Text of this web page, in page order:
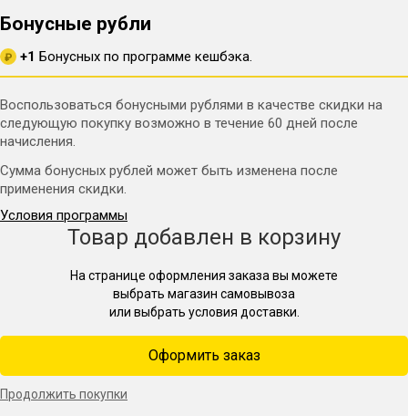
Бонусные рубли
₽ +1 Бонусных по программе кешбэка.
Воспользоваться бонусными рублями в качестве скидки на
следующую покупку возможно в течение 60 дней после
начисления.
Сумма бонусных рублей может быть изменена после
применения скидки.
Условия программы
Товар добавлен в корзину
На странице оформления заказа вы можете
выбрать магазин самовывоза
или выбрать условия доставки.
Оформить заказ
Продолжить покупки